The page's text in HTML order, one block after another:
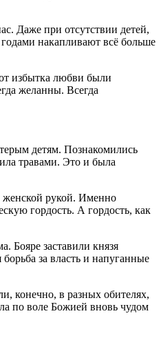
Даже при отсутствии детей,
накапливают всё больше
избытка любви были
желанны. Всегда
детям. Познакомились
травами. Это и была
женской рукой. Именно
гордость. А гордость, как
Бояре заставили князя
за власть и напуганные
конечно, в разных обителях,
по воле Божией вновь чудом